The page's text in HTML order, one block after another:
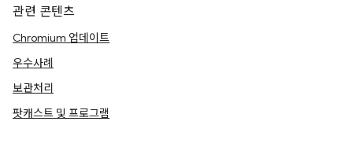
관련 콘텐츠
Chromium 업데이트
우수사례
보관처리
팟캐스트 및 프로그램